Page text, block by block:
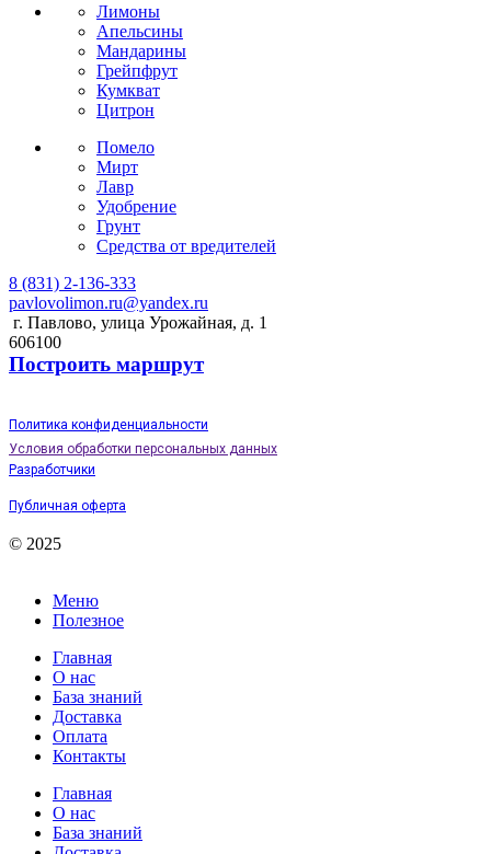
Лимоны
Апельсины
Мандарины
Грейпфрут
Кумкват
Цитрон
Помело
Мирт
Лавр
Удобрение
Грунт
Средства от вредителей
8 (831) 2-136-333
pavlovolimon.ru@yandex.ru
г. Павлово, улица Урожайная, д. 1
606100
Построить маршрут
Политика конфиденциальности
Условия обработки персональных данных
Разработчики
Публичная оферта
© 2025
Меню
Полезное
Главная
О нас
База знаний
Доставка
Оплата
Контакты
Главная
О нас
База знаний